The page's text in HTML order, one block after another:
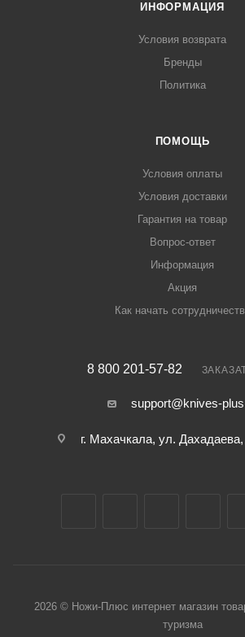
ИНФОРМАЦИЯ
Условия возврата
Бренды
Политика
ПОМОЩЬ
Условия оплаты
Условия доставки
Гарантия на товар
Вопрос-ответ
Информация
Акция
Как начать
8 800 201-57-82
support@knives-
г. Махачкала, ул.
2026 © Ножи-Плюс интернет магазин
туризма